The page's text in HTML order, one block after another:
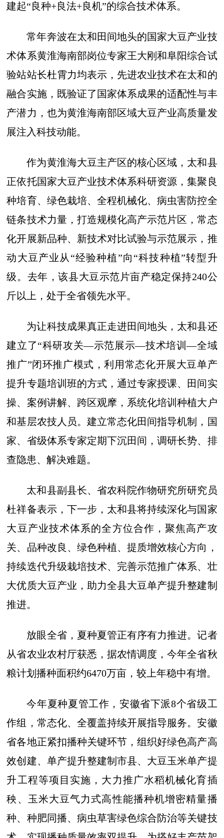
建起“良种+良法+良机”的综合技术体系。
常年奔波在太和田间地头的国家大豆产业技
术体系黄淮海南部岗位专家王大刚和阜阳综合试
验站站长杜霄力均表示，先进农业技术在太和的
融合实施，既验证了国家体系成果的适配性与丰
产潜力，也为黄淮海南部区域大豆产业高质量发
展注入科技动能。
作为黄淮海大豆主产区的核心区域，太和县
正依托国家大豆产业技术体系科研资源，集聚良
种培育、绿色栽培、全程机械化、病虫害防控全
链条技术力量，打造规模化高产示范片区，常态
化开展新品种、新技术对比试验与示范展示，推
动大豆产业从“经验种植”向“科技种植”转型升
级。去年，该县大豆示范片亩产稳定保持240公
斤以上，处于全省领先水平。
为让科技成果真正走进田间地头，太和县还
建立了“科研攻关—示范展示—技术培训—全域
推广”闭环推广模式，利用常态化开展大豆单产
提升专题培训班的方式，通过专家授课、田间实
操、案例讲解、跨区观摩，系统化培训种植大户
和基层农技人员。建立常态化田间指导机制，国
家、省级体系专家定期下沉田间，调研长势、排
查隐患、解决难题。
太和县副县长、省农科院作物研究所研究员
杜祥备表示，下一步，太和县将持续深化与国家
大豆产业技术体系的全方位合作，聚焦高产攻
关、品种改良、绿色种植、提质增效核心方向，
持续迭代升级栽培技术、完善示范推广体系、壮
大优质大豆产业，助力全县大豆单产提升整建制
推进。
放眼全省，夏种夏管正有序有力推进。记者
从省农业农村厅获悉，据农情调度，今年全省秋
粮计划播种面积约6470万亩，较上年稳中有增。
今年夏种夏管工作，安徽省下派8个省级工
作组，常态化、全覆盖持续开展指导服务。安徽
省各地正紧扣播种关键环节，组织好绿色高产高
效创建、单产提升整建制市县、大豆玉米单产提
升工程等项目实施，大力推广水稻机械化育插
秧、玉米大豆气力式高性能播种机增密精量播
种、种肥同播、病虫草害绿色综合防治等关键技